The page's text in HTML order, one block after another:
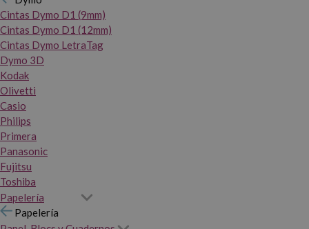
Cintas Dymo D1 (9mm)
Cintas Dymo D1 (12mm)
Cintas Dymo LetraTag
Dymo 3D
Kodak
Olivetti
Casio
Philips
Primera
Panasonic
Fujitsu
Toshiba
Papelería
Papelería